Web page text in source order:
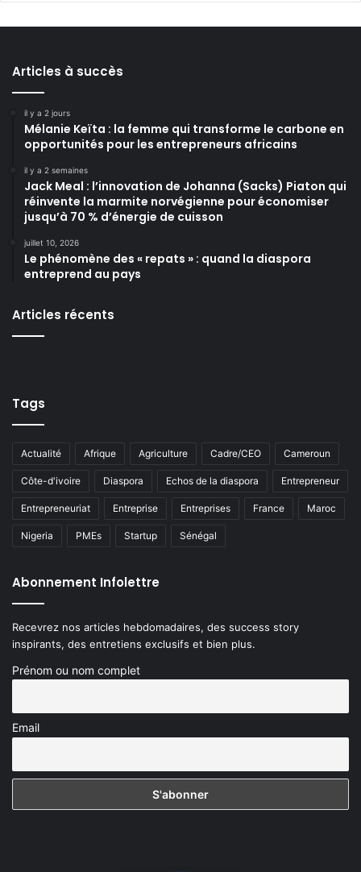
Articles à succès
il y a 2 jours
Mélanie Keïta : la femme qui transforme le carbone en
opportunités pour les entrepreneurs africains
il y a 2 semaines
Jack Meal : l’innovation de Johanna (Sacks) Piaton qui
réinvente la marmite norvégienne pour économiser
jusqu’à 70 % d’énergie de cuisson
juillet 10, 2026
Le phénomène des « repats » : quand la diaspora
entreprend au pays
Articles récents
Tags
Actualité Afrique Agriculture Cadre/CEO Cameroun
Côte-d'ivoire Diaspora Echos de la diaspora Entrepreneur
Entrepreneuriat Entreprise Entreprises France Maroc
Nigeria PMEs Startup Sénégal
Abonnement Infolettre
Recevrez nos articles hebdomadaires, des success story
inspirants, des entretiens exclusifs et bien plus.
Prénom ou nom complet
Email